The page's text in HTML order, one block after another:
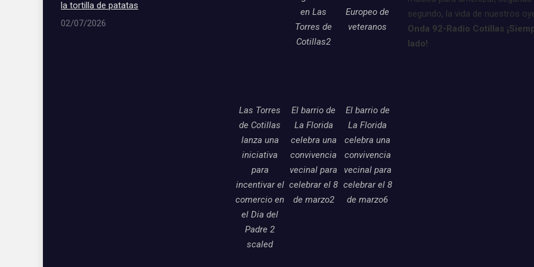
la tortilla de patatas
02/07/2026
en Las
Torres de
Cotillas2
Europeo de
veteranos
Las Torres
de Cotillas
lanza una
iniciativa
para
incentivar el
comercio en
el Dia del
Padre 2
scaled
El barrio de
La Florida
celebra una
convivencia
vecinal para
celebrar el 8
de marzo2
El barrio de
La Florida
celebra una
convivencia
vecinal para
celebrar el 8
de marzo6
segundo, la vida de nuestros
Onda 92-Radio Cotillas
lado!